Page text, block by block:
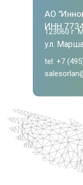
АО
ИНН
123060 г.
ул.
tel: +7